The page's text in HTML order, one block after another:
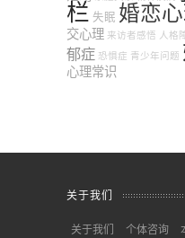
栏 失眠 婚恋
交心理 来访者感悟 人格
郁症 恐惧症 青少年问题
心理常识
关于我们
关于我们 个体咨询